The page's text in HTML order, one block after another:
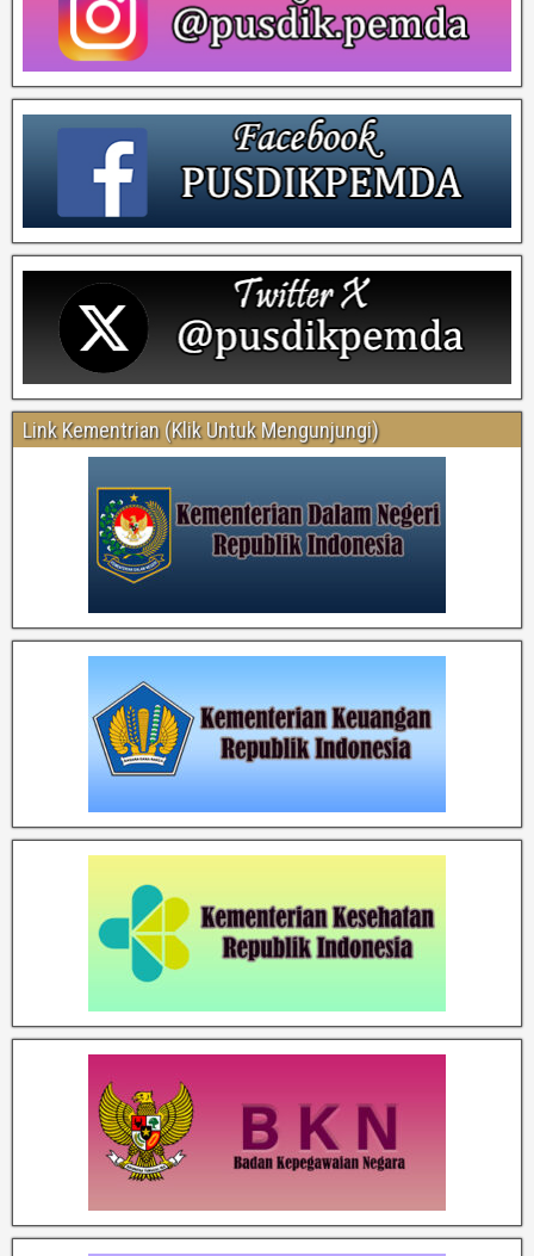
Link Kementrian (Klik Untuk Mengunjungi)